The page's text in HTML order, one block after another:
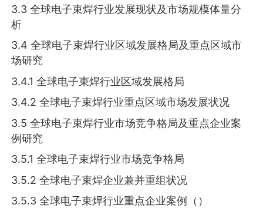
3.3 全球电子束焊行业发展现状及市场规模体量分
析
3.4 全球电子束焊行业区域发展格局及重点区域市
场研究
3.4.1 全球电子束焊行业区域发展格局
3.4.2 全球电子束焊行业重点区域市场发展状况
3.5 全球电子束焊行业市场竞争格局及重点企业案
例研究
3.5.1 全球电子束焊行业市场竞争格局
3.5.2 全球电子束焊企业兼并重组状况
3.5.3 全球电子束焊行业重点企业案例（）